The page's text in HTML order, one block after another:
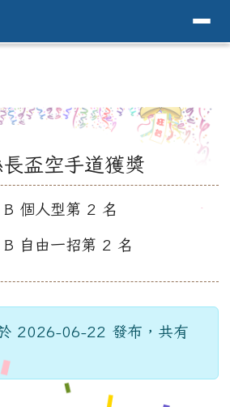
中原國小全球資訊
盃空手道獲獎
B 個人型第 2 名
B 自由一招第 2 名
2026-06-22 發布，共有